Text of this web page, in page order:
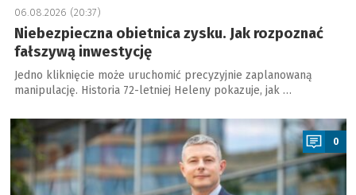
06.08.2026 (20:37)
Niebezpieczna obietnica zysku. Jak rozpoznać
fałszywą inwestycję
Jedno kliknięcie może uruchomić precyzyjnie zaplanowaną
manipulację. Historia 72-letniej Heleny pokazuje, jak …
a
0